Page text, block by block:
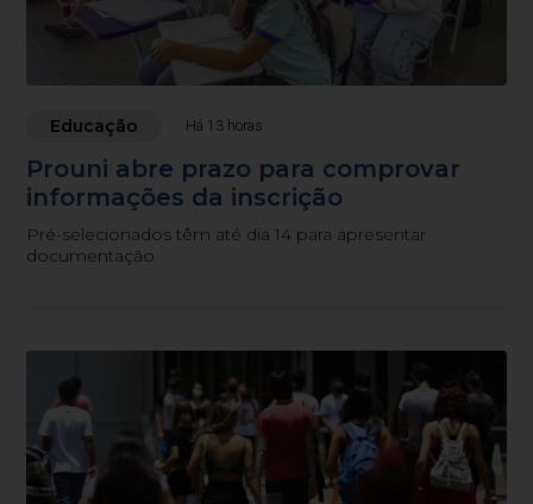
Educação Há 13 horas
Prouni abre prazo para comprovar
informações da inscrição
Pré-selecionados têm até dia 14 para apresentar
documentação